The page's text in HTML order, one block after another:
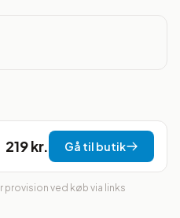
219 kr. Gå til butik
provision ved køb via links